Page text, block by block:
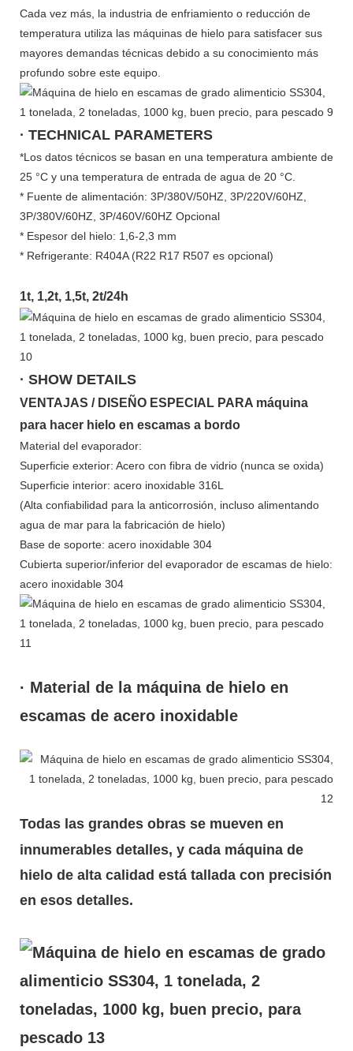
Cada vez más, la industria de enfriamiento o reducción de
temperatura utiliza las máquinas de hielo para satisfacer sus
mayores demandas técnicas debido a su conocimiento más
profundo sobre este equipo.
· TECHNICAL PARAMETERS
*Los datos técnicos se basan en una temperatura ambiente de
25 °C y una temperatura de entrada de agua de 20 °C.
* Fuente de alimentación: 3P/380V/50HZ, 3P/220V/60HZ,
3P/380V/60HZ, 3P/460V/60HZ Opcional
* Espesor del hielo: 1,6-2,3 mm
* Refrigerante: R404A (R22 R17 R507 es opcional)
1t, 1,2t, 1,5t, 2t/24h
· SHOW DETAILS
VENTAJAS / DISEÑO ESPECIAL PARA máquina
para hacer hielo en escamas a bordo
Material del evaporador:
Superficie exterior: Acero con fibra de vidrio (nunca se oxida)
Superficie interior: acero inoxidable 316L
(Alta confiabilidad para la anticorrosión, incluso alimentando
agua de mar para la fabricación de hielo)
Base de soporte: acero inoxidable 304
Cubierta superior/inferior del evaporador de escamas de hielo:
acero inoxidable 304
· Material de la máquina de hielo en
escamas de acero inoxidable
Todas las grandes obras se mueven en
innumerables detalles, y cada máquina de
hielo de alta calidad está tallada con precisión
en esos detalles.